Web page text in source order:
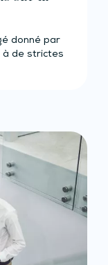
donné par
à de strictes